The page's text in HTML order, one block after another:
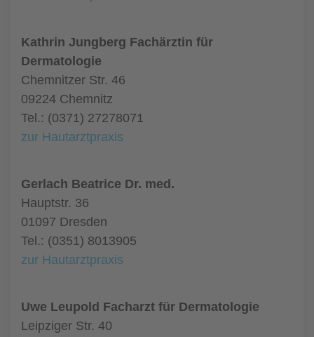
Kathrin Jungberg Fachärztin für
Dermatologie
Chemnitzer Str. 46
09224 Chemnitz
Tel.: (0371) 27278071
zur Hautarztpraxis
Gerlach Beatrice Dr. med.
Hauptstr. 36
01097 Dresden
Tel.: (0351) 8013905
zur Hautarztpraxis
Uwe Leupold Facharzt für Dermatologie
Leipziger Str. 40